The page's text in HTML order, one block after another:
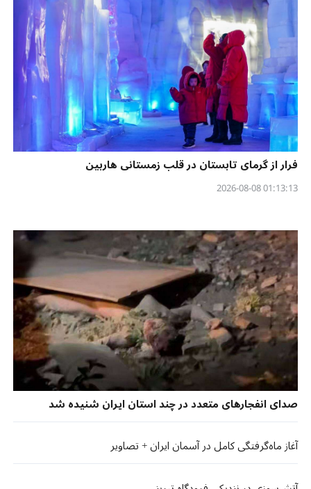
فرار از گرمای تابستان در قلب زمستانی هاربین
01:13:13 2026-08-08
صدای انفجارهای متعدد در چند استان‌ ایران شنیده شد
آغاز ماه‌گرفتگی کامل در آسمان ایران + تصاویر